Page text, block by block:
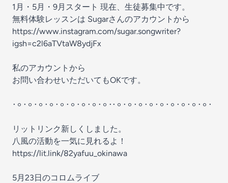
1月・5月・9月スタート 現在、生徒募集中です。
無料体験レッスンは Sugarさんのアカウントから
https://www.instagram.com/sugar.songwriter?
igsh=c2l6aTVtaW8ydjFx
私のアカウントから
お問い合わせいただいてもOKです。
𐄁𐄙𐄁𐄙𐄁𐄙𐄁𐄙𐄁𐄙𐄁𐄙𐄁𐄙𐄁𐄙𐄁𐄙𐄁𐄁𐄙𐄁𐄙𐄁𐄙𐄁𐄙𐄁𐄙𐄁𐄙𐄁𐄙𐄁𐄙𐄁𐄙𐄁
リットリンク新しくしました。
八風の活動を一気に見れるよ！
https://lit.link/82yafuu_okinawa
5月23日のコロムライブ